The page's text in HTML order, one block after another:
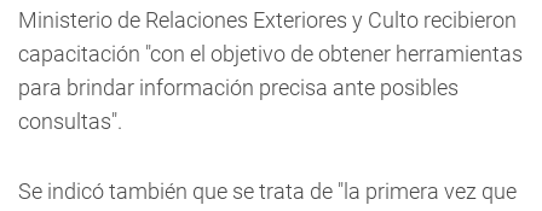
Ministerio de Relaciones Exteriores y Culto recibieron
capacitación "con el objetivo de obtener herramientas
para brindar información precisa ante posibles
consultas".
Se indicó también que se trata de "la primera vez que